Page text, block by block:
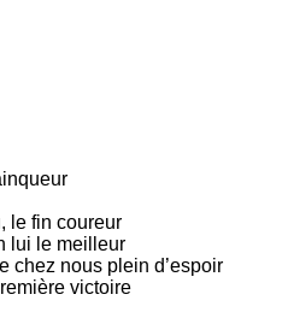
le fin coureur
lui le meilleur
chez nous plein d’espoir
victoire